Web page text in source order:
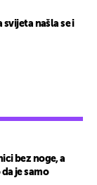
bez noge, a
je samo
našla se i